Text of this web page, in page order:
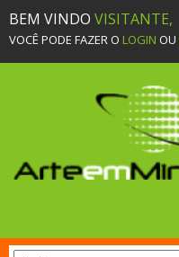
BEM VINDO VISITANTE,
VOCÊ PODE FAZER O LOGIN OU